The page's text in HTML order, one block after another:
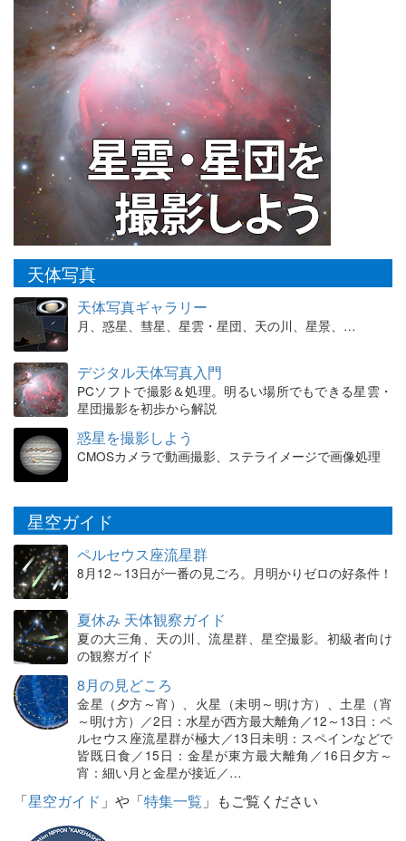
天体写真
天体写真ギャラリー
月、惑星、彗星、星雲・星団、天の川、星景、…
デジタル天体写真入門
PCソフトで撮影＆処理。明るい場所でもできる星雲・
星団撮影を初歩から解説
惑星を撮影しよう
CMOSカメラで動画撮影、ステライメージで画像処理
星空ガイド
ペルセウス座流星群
8月12～13日が一番の見ごろ。月明かりゼロの好条件！
夏休み 天体観察ガイド
夏の大三角、天の川、流星群、星空撮影。初級者向け
の観察ガイド
8月の見どころ
金星（夕方～宵）、火星（未明～明け方）、土星（宵
～明け方）／2日：水星が西方最大離角／12～13日：ペ
ルセウス座流星群が極大／13日未明：スペインなどで
皆既日食／15日：金星が東方最大離角／16日夕方～
宵：細い月と金星が接近／…
「星空ガイド 」や「特集一覧 」もご覧ください